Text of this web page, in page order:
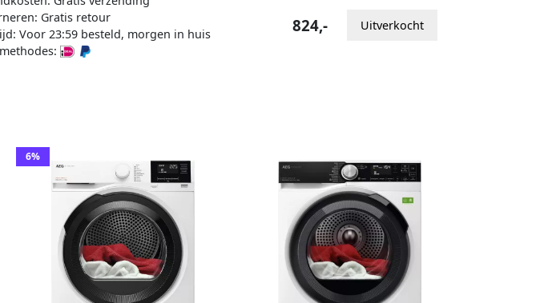
Gratis retour
Voor 23:59 besteld, morgen in huis
824,- Uitverkocht
6%